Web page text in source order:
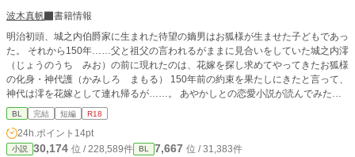
波木真帆
書籍情報
明治初頭、城之内伯爵家に生まれた待望の嫡男はお狐様が生ませた子どもであっ
た。 それから150年……父と祖父の言われるがままに見合いをしていた城之内澪
（じょうのうち みお）の前に現れたのは、花嫁を探し求めてやってきたお狐様
の化身・神代護（かみしろ まもる） 150年前の約束を果たしにきたと言って、
神代は澪を花嫁として連れ帰るが……。 あやかしとの恋愛小説が読んでみたい
とのリクエストをいただいて初挑戦してみましたが、如何せんあやかしが出てく
る小説をあまり読んだことがなく……うまく書けてなかったらすみません（汗）
なんとかハッピーエンドにできたと思います。 R18シーンがあるので※つけて
ます。
BL 完結 短編 R18
24h.ポイント 14pt
小説 30,174 位 / 228,589件 BL 7,667 位 / 31,383件